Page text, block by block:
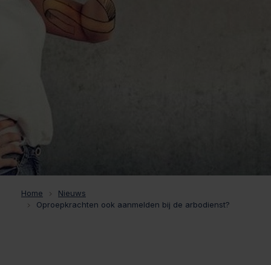
Home
Nieuws
Oproepkrachten ook aanmelden bij de arbodienst?